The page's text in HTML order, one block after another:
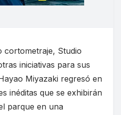
cortometraje, Studio
iniciativas para sus
Miyazaki regresó en
inéditas que se exhibirán
parque en una